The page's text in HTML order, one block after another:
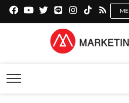
a
b
o
o
b
.
c
i
n
m
n
s
g
i
k
k
s
s